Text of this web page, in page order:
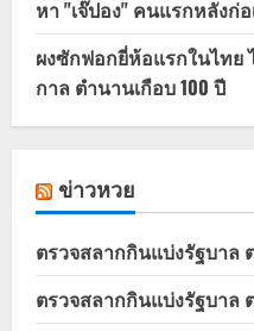
หา "เจ๊ปอง" คนแรกหลังก่
ผงซักฟอกยี่ห้อแรกในไท
กาล ตำนานเกือบ 100 ปี
ข่าวหวย
ตรวจสลากกินแบ่งรัฐบาล
ตรวจสลากกินแบ่งรัฐบาล